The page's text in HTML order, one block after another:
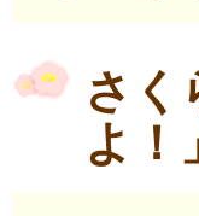
さく
よ！